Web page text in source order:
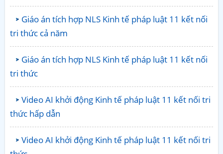
Giáo án tích hợp NLS Kinh tế pháp luật 11 kết nối
tri thức cả năm
Giáo án tích hợp NLS Kinh tế pháp luật 11 kết nối
tri thức
Video AI khởi động Kinh tế pháp luật 11 kết nối tri
thức hấp dẫn
Video AI khởi động Kinh tế pháp luật 11 kết nối tri